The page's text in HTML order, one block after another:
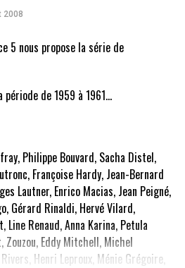
2008
5 nous propose la série de
de 1959 à 1961…
Philippe Bouvard, Sacha Distel,
Françoise Hardy, Jean-Bernard
Lautner, Enrico Macias, Jean Peigné,
Gérard Rinaldi, Hervé Vilard,
Line Renaud, Anna Karina, Petula
Zouzou, Eddy Mitchell, Michel
Henri Leproux, Ménie Grégoire,